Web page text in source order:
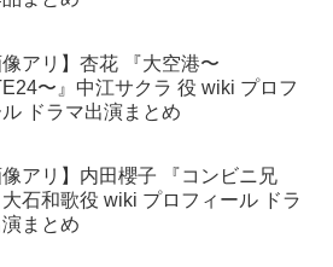
像アリ】杏花 『大空港〜
〜』中江サクラ 役 wiki プロフ
ル ドラマ出演まとめ
像アリ】内田櫻子 『コンビニ兄
大石和歌役 wiki プロフィール ドラ
まとめ